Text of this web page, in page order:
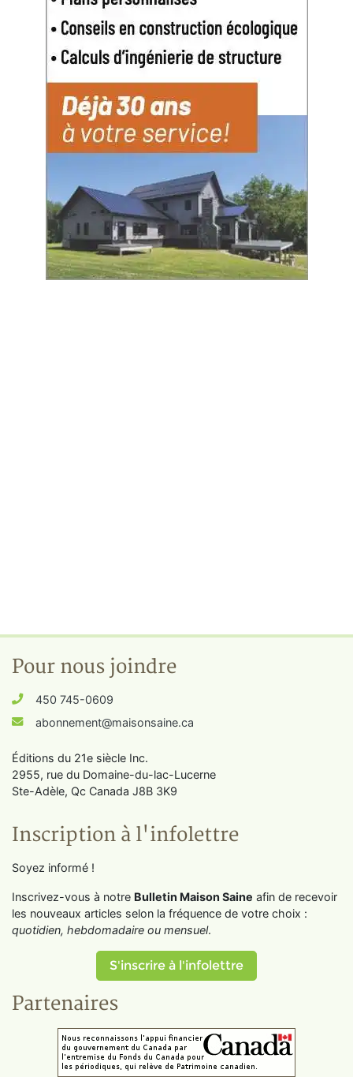
Pour nous joindre
450 745-0609
abonnement@maisonsaine.ca
Éditions du 21e siècle Inc.
2955, rue du Domaine-du-lac-Lucerne
Ste-Adèle, Qc Canada J8B 3K9
Inscription à l'infolettre
Soyez informé !
Inscrivez-vous à notre Bulletin Maison Saine afin de recevoir
les nouveaux articles selon la fréquence de votre choix :
quotidien, hebdomadaire ou mensuel.
S'inscrire à l'infolettre
Partenaires